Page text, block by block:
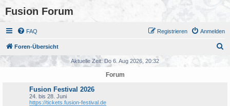
Fusion Forum
FAQ Anmelden
Registrieren
Foren-Übersicht
Aktuelle Zeit: Do 6. Aug 2026, 20:32
Forum
Fusion Festival 2026
24. bis 28. Juni
https://tickets.fusion-festival.de